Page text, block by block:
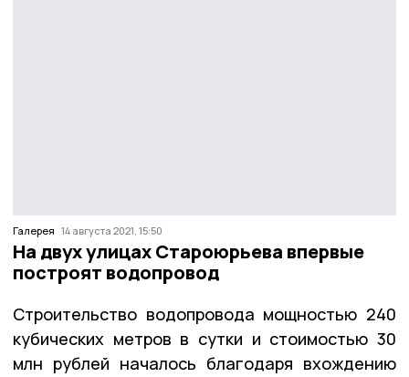
Галерея 14 августа 2021, 15:50
На двух улицах Староюрьева впервые
построят водопровод
Строительство водопровода мощностью 240
кубических метров в сутки и стоимостью 30
млн рублей началось благодаря вхождению